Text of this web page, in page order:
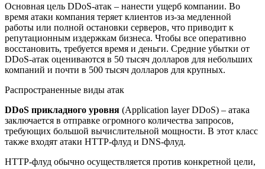
Основная цель DDoS-атак – нанести ущерб компании. Во
время атаки компания теряет клиентов из-за медленной
работы или полной остановки серверов, что приводит к
репутационным издержкам бизнеса. Чтобы все оперативно
восстановить, требуется время и деньги. Средние убытки от
DDoS-атак оцениваются в 50 тысяч долларов для небольших
компаний и почти в 500 тысяч долларов для крупных.
Распространенные виды атак
DDoS прикладного уровня (Application layer DDoS) – атака
заключается в отправке огромного количества запросов,
требующих большой вычислительной мощности. В этот класс
также входят атаки HTTP-флуд и DNS-флуд.
HTTP-флуд обычно осуществляется против конкретной цели,